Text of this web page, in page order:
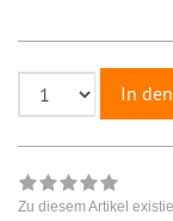
In
Zu diesem Artikel